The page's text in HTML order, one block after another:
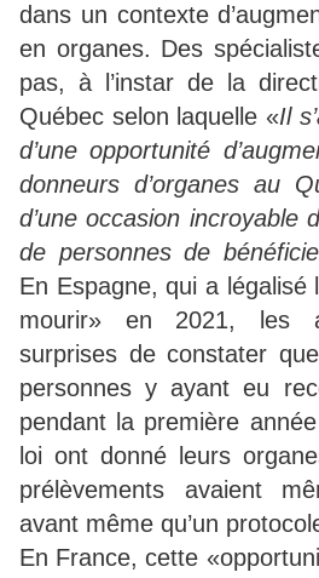
dans un contexte
en organes. Des
pas, à l’instar de la
Québec selon laquelle «Il
d’une opportunité
donneurs d’organes au
d’une occasion incroyable
de personnes de
En Espagne, qui a légalisé
mourir» en 2021, les
surprises de constater
personnes y ayant eu
pendant la première
loi ont donné leurs
prélèvements avaient
avant même qu’un
En France, cette